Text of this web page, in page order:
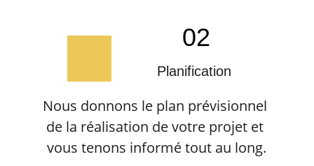
02
Planification
Nous donnons le plan prévisionnel
de la réalisation de votre projet et
vous tenons informé tout au long.